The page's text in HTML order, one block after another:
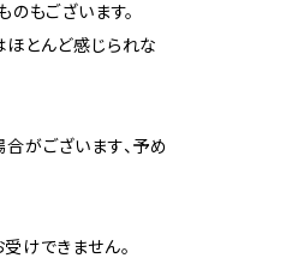
もございます。
とんど感じられな
がございます、予め
けできません。